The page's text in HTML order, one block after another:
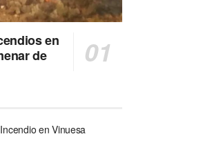
en
de
en Vinuesa